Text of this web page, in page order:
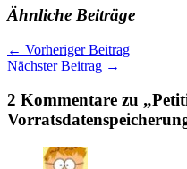
Ähnliche Beiträge
← Vorheriger Beitrag
Nächster Beitrag →
2 Kommentare zu